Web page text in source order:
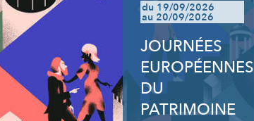
du 19/09/2026
au 20/09/2026
JOURNÉES
EUROPÉENNES
DU
PATRIMOINE